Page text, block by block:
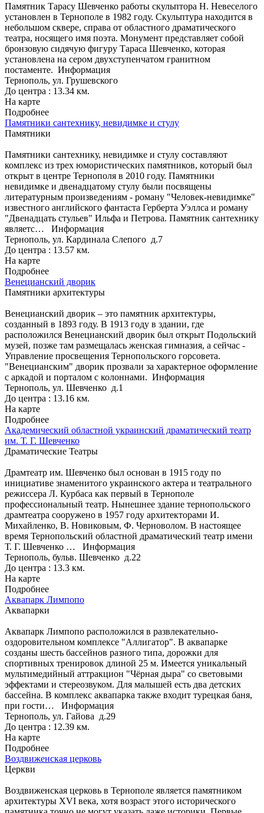
Памятник Тарасу Шевченко работы скульптора Н. Невеселого
установлен в Тернополе в 1982 году. Скульптура находится в
небольшом сквере, справа от областного драматического
театра, носящего имя поэта. Монумент представляет собой
бронзовую сидячую фигуру Тараса Шевченко, которая
установлена на сером двухступенчатом гранитном
постаменте. Информация
Тернополь, ул. Грушевского
До центра : 13.34 км.
На карте
Подробнее
Памятники сантехнику, невидимке и стулу
Памятники
Памятники сантехнику, невидимке и стулу составляют
комплекс из трех юмористических памятников, который был
открыт в центре Тернополя в 2010 году. Памятники
невидимке и двенадцатому стулу были посвящены
литературным произведениям - роману "Человек-невидимке"
известного английского фантаста Герберта Уэллса и роману
"Двенадцать стульев" Ильфа и Петрова. Памятник сантехнику
являетс… Информация
Тернополь, ул. Кардинала Слепого д.7
До центра : 13.57 км.
На карте
Подробнее
Венецианский дворик
Памятники архитектуры
Венецианский дворик – это памятник архитектуры,
созданный в 1893 году. В 1913 году в здании, где
расположился Венецианский дворик был открыт Подольский
музей, позже там размещалась женская гимназия, а сейчас -
Управление просвещения Тернопольского горсовета.
"Венецианским" дворик прозвали за характерное оформление
с аркадой и порталом с колоннами. Информация
Тернополь, ул. Шевченко д.1
До центра : 13.16 км.
На карте
Подробнее
Академический областной украинский драматический театр
им. Т. Г. Шевченко
Драматические Театры
Драмтеатр им. Шевченко был основан в 1915 году по
инициативе знаменитого украинского актера и театрального
режиссера Л. Курбаса как первый в Тернополе
профессиональный театр. Нынешнее здание тернопольского
драмтеатра сооружено в 1957 году архитекторами И.
Михайленко, В. Новиковым, Ф. Черноволом. В настоящее
время Тернопольский областной драматический театр имени
Т. Г. Шевченко … Информация
Тернополь, бульв. Шевченко д.22
До центра : 13.3 км.
На карте
Подробнее
Аквапарк Лимпопо
Аквапарки
Аквапарк Лимпопо расположился в развлекательно-
оздоровительном комплексе "Аллигатор". В аквапарке
созданы шесть бассейнов разного типа, дорожки для
спортивных тренировок длиной 25 м. Имеется уникальный
мультимедийный аттракцион "Чёрная дыра" со световыми
эффектами и стереозвуком. Для малышей есть два детских
бассейна. В комплекс аквапарка также входит турецкая баня,
при гости… Информация
Тернополь, ул. Гайова д.29
До центра : 12.39 км.
На карте
Подробнее
Воздвиженская церковь
Церкви
Воздвиженская церковь в Тернополе является памятником
архитектуры XVI века, хотя возраст этого исторического